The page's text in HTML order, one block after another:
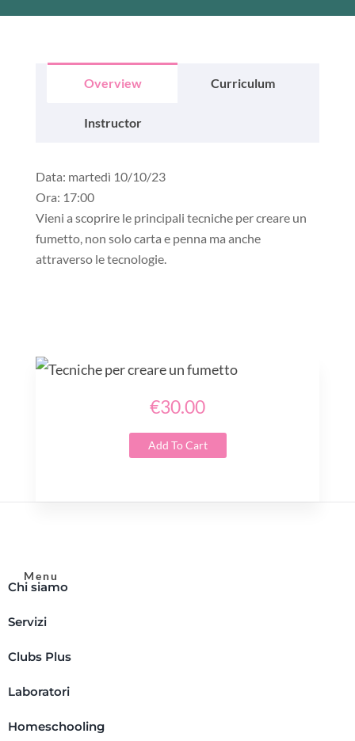
Overview Curriculum
Instructor
Data: martedì 10/10/23
Ora: 17:00
Vieni a scoprire le principali tecniche per creare un
fumetto, non solo carta e penna ma anche
attraverso le tecnologie.
€30.00
Add To Cart
Menu
Chi siamo
Servizi
Clubs Plus
Laboratori
Homeschooling